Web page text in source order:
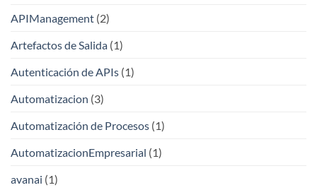
APIManagement (2)
Artefactos de Salida (1)
Autenticación de APIs (1)
Automatizacion (3)
Automatización de Procesos (1)
AutomatizacionEmpresarial (1)
avanai (1)